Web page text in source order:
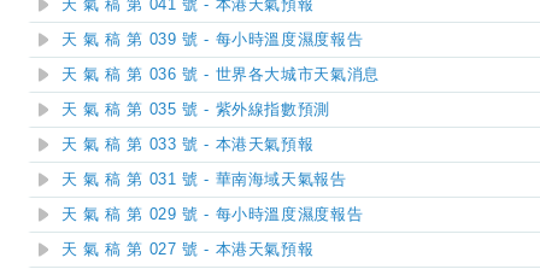
天 氣 稿 第 041 號 - 本港天氣預報
天 氣 稿 第 039 號 - 每小時溫度濕度報告
天 氣 稿 第 036 號 - 世界各大城市天氣消息
天 氣 稿 第 035 號 - 紫外線指數預測
天 氣 稿 第 033 號 - 本港天氣預報
天 氣 稿 第 031 號 - 華南海域天氣報告
天 氣 稿 第 029 號 - 每小時溫度濕度報告
天 氣 稿 第 027 號 - 本港天氣預報